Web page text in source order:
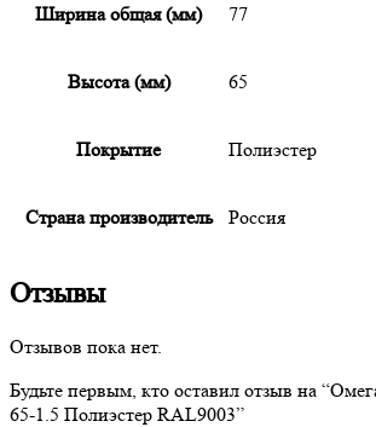
Ширина общая (мм) 77
Высота (мм) 65
Покрытие Полиэстер
Страна производитель Россия
Отзывы
Отзывов пока нет.
Будьте первым, кто оставил отзыв на “
65-1.5 Полиэстер RAL9003”